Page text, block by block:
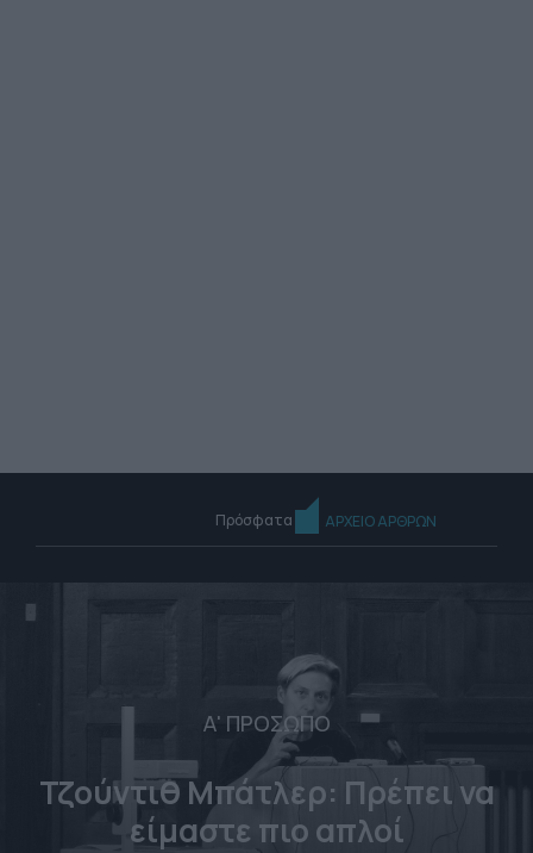
Πρόσφατα ΑΡΧΕΙΟ ΑΡΘΡΩΝ
Α' ΠΡΟΣΩΠΟ
Τζούντιθ Μπάτλερ: Πρέπει να
είμαστε πιο απλοί